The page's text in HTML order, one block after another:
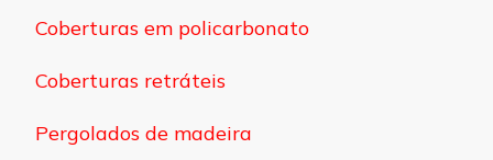
Coberturas em policarbonato
Coberturas retráteis
Pergolados de madeira